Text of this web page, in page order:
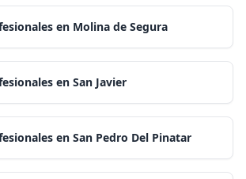
en Molina de Segura
en San Javier
en San Pedro Del Pinatar